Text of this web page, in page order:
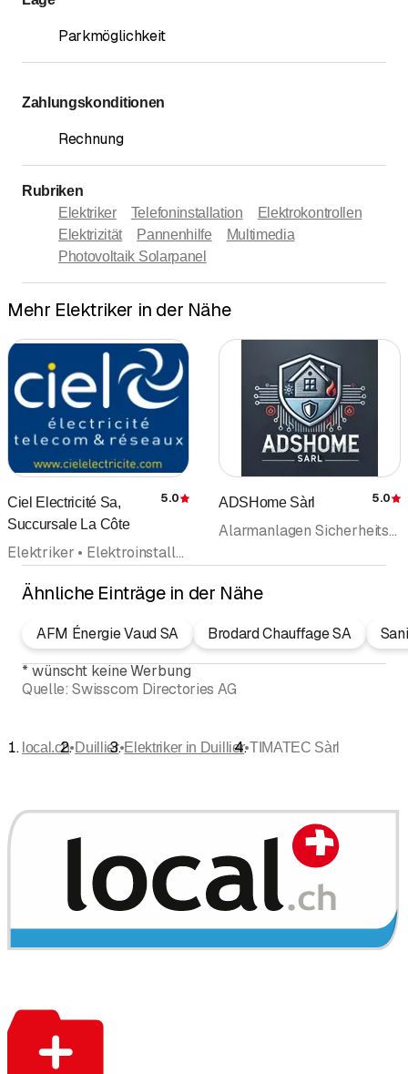
Parkmöglichkeit
Zahlungskonditionen
Rechnung
Rubriken
Elektriker
Telefoninstallation
Elektrokontrollen
Elektrizität
Pannenhilfe
Multimedia
Photovoltaik Solarpanel
Mehr Elektriker in der Nähe
Ciel Electricité Sa,
Succursale La Côte
Bewertung
5.0
Elektriker • Elektroinstallationsgeschäft • Elektrizität • Elektrokontrollen
ADSHome Sàrl 5.0
Alarmanlagen Sicherheitsanlagen • Alarmzentrale Einsatzzentrale • Videoüberwachung • Domotik • Elektriker • Elektroinstallationsgeschäft
Ähnliche Einträge in der Nähe
AFM Énergie Vaud SA Brodard Chauffage SA
* wünscht keine Werbung
Quelle: Swisscom Directories AG
local.ch•Duillier•Elektriker in Duillier•TIMATEC Sàrl